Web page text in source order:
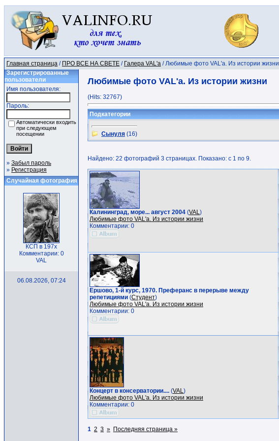
Главная страница / ПРО ВСЕ НА СВЕТЕ / Галера VAL'a / Любимые фото VAL'a. Из истории жизни
Зарегистрированные
пользователи
Имя пользователя:
Пароль:
Автоматически входить
при следующем
посещении
» Забыл пароль
» Регистрация
Случайная фотография
КСП в 197х
Комментарии: 0
VAL
06.08.2026, 07:24
Любимые фото VAL'a. Из истории жизни
(Hits: 32767)
Подкатегории
Сынуля (16)
Найдено: 22 фотографий 3 страницах. Показано: с 1 по 9.
Калининград, море... август 2004 (VAL)
Любимые фото VAL'a. Из истории жизни
Комментарии: 0
Ершово, 1-й курс, 1970. Преферанс в перерыве между
репетициями (Студент)
Любимые фото VAL'a. Из истории жизни
Комментарии: 0
Концерт в консерватории.... (VAL)
Любимые фото VAL'a. Из истории жизни
Комментарии: 0
1 2 3 » Последняя страница »